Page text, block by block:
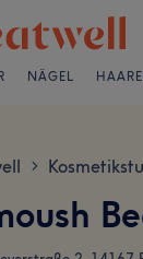
NÄGEL
>